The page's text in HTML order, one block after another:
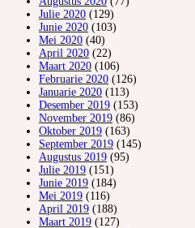
Julie 2020 (129)
Junie 2020 (103)
Mei 2020 (40)
April 2020 (22)
Maart 2020 (106)
Februarie 2020 (126)
Januarie 2020 (113)
Desember 2019 (153)
November 2019 (86)
Oktober 2019 (163)
September 2019 (145)
Augustus 2019 (95)
Julie 2019 (151)
Junie 2019 (184)
Mei 2019 (116)
April 2019 (188)
Maart 2019 (127)